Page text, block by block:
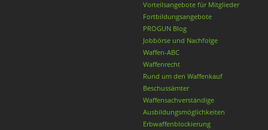
Vorteilsangebote für Mitglieder
Fortbildungsangebote
PROGUN Blog
Jobbörse und Nachfolge
Waffen-ABC
Waffenrecht
Rund um den Waffenkauf
Beschussämter
Waffensachverständige
Ausbildungsmöglichkeiten
Erbwaffenblockierung